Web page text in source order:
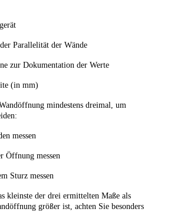
Parallelität der Wände
zur Dokumentation der Werte
(in mm)
mindestens dreimal, um
messen
Öffnung messen
Sturz messen
kleinste der drei ermittelten Maße als
größer ist, achten Sie besonders